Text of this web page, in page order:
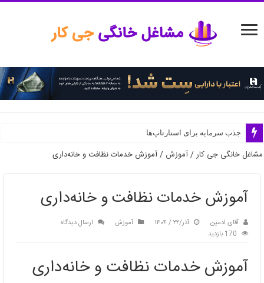
جذب سرمایه برای استارتاپ‌ها
مشاغل خانگی جی کار/آموزش /آموزش خدمات نظافت و خانه‌داری
آموزش خدمات نظافت و خانه‌داری
آقای ادمین آذر/۲۲ / ۱۴۰۴ آموزش
ارسال دیدگاه
170 بازدید
آموزش خدمات نظافت و خانه‌داری